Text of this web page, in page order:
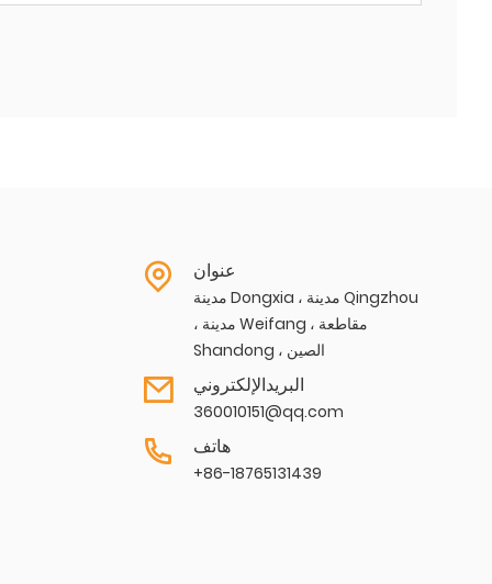
عنوان
مدينة Dongxia ، مدينة Qingzhou
، مدينة Weifang ، مقاطعة
Shandong ، الصين
البريدالإلكتروني
360010151@qq.com
هاتف
+86-18765131439